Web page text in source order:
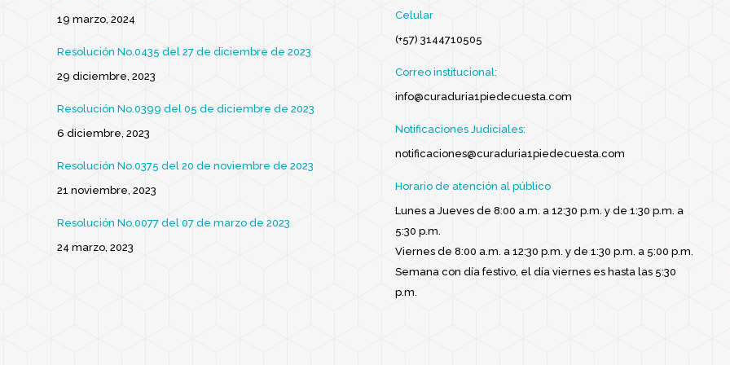
19 marzo, 2024
Resolución No.0435 del 27 de diciembre de 2023
29 diciembre, 2023
Resolución No.0399 del 05 de diciembre de 2023
6 diciembre, 2023
Resolución No.0375 del 20 de noviembre de 2023
21 noviembre, 2023
Resolución No.0077 del 07 de marzo de 2023
24 marzo, 2023
Celular
(+57) 3144710505
Correo institucional:
info@curaduria1piedecuesta.com
Notificaciones Judiciales:
notificaciones@curaduria1piedecuesta.com
Horario de atención al público
Lunes a Jueves de 8:00 a.m. a 12:30 p.m. y de 1:30 p.m. a
5:30 p.m.
Viernes de 8:00 a.m. a 12:30 p.m. y de 1:30 p.m. a 5:00 p.m.
Semana con día festivo, el día viernes es hasta las 5:30
p.m.